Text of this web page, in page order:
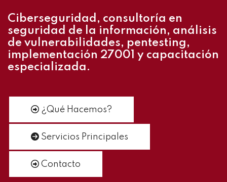
Ciberseguridad, consultoría en
seguridad de la información, análisis
de vulnerabilidades, pentesting,
implementación 27001 y capacitación
especializada.
¿Qué Hacemos?
Servicios Principales
Contacto